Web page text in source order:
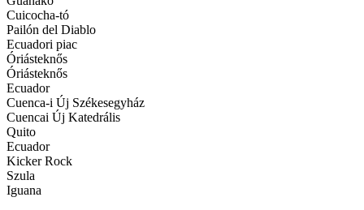
Cuicocha-tó
Pailón del Diablo
Ecuadori piac
Óriásteknős
Óriásteknős
Ecuador
Cuenca-i Új Székesegyház
Cuencai Új Katedrális
Quito
Ecuador
Kicker Rock
Szula
Iguana